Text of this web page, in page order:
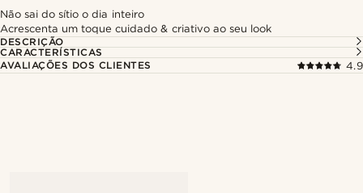
Não sai do sítio o dia inteiro
Acrescenta um toque cuidado & criativo ao seu look
DESCRIÇÃO
CARACTERÍSTICAS
AVALIAÇÕES DOS CLIENTES
4.9